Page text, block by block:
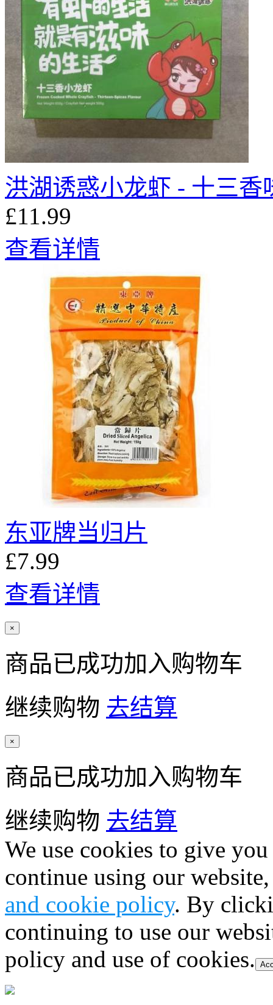
洪湖诱惑小龙虾 - 十三香
£11.99
查看详情
东亚牌当归片
£7.99
查看详情
×
商品已成功加入购物车
继续购物 去结算
×
商品已成功加入购物车
继续购物 去结算
We use cookies to give
continue using our
and cookie policy. By
continuing to use our
policy and use of cookies.